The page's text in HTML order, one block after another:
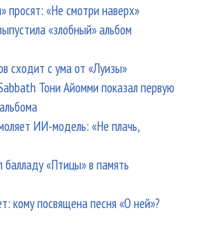
просят: «Не смотри наверх»
«злобный» альбом
сходит с ума от «Луизы»
Тони Айомми показал первую
ИИ-модель: «Не плачь,
балладу «Птицы» в память
кому посвящена песня «О ней»?